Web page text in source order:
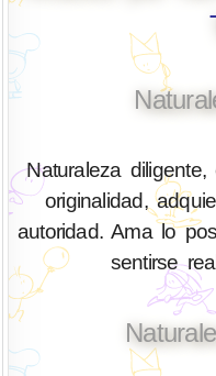
Naturaleza
originalidad,
autoridad. Ama lo
sentirse